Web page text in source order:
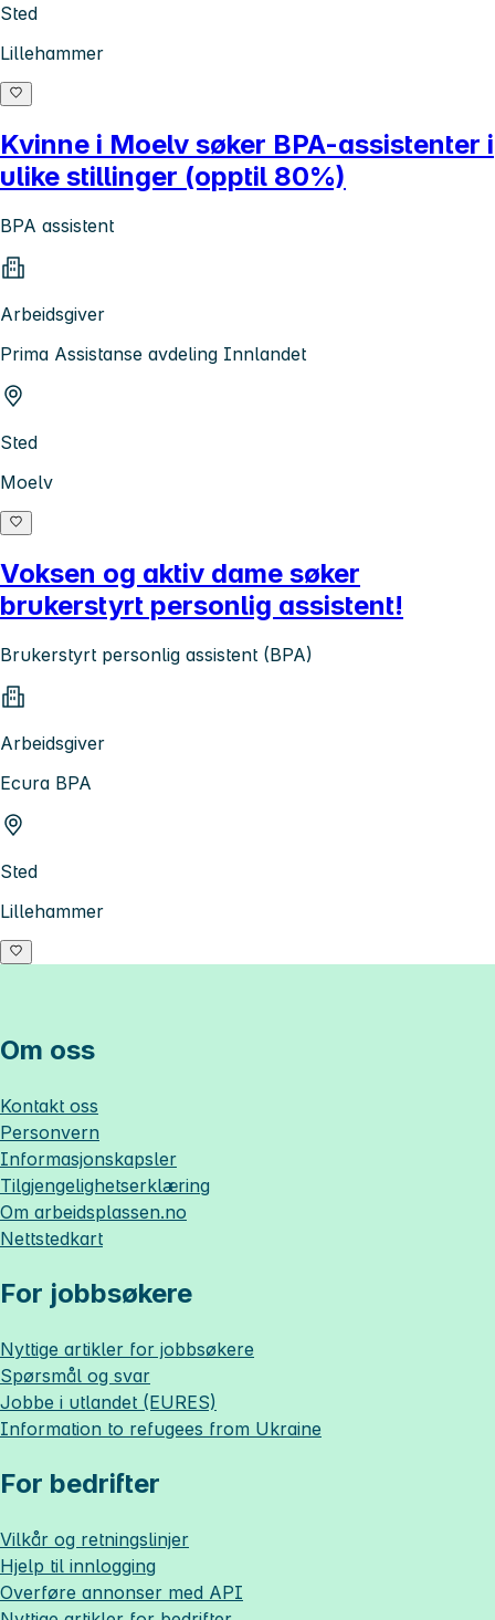
Sted
Lillehammer
Kvinne i Moelv søker BPA-assistenter i
ulike stillinger (opptil 80%)
BPA assistent
Arbeidsgiver
Prima Assistanse avdeling Innlandet
Sted
Moelv
Voksen og aktiv dame søker
brukerstyrt personlig assistent!
Brukerstyrt personlig assistent (BPA)
Arbeidsgiver
Ecura BPA
Sted
Lillehammer
Om oss
Kontakt oss
Personvern
Informasjonskapsler
Tilgjengelighetserklæring
Om arbeidsplassen.no
Nettstedkart
For jobbsøkere
Nyttige artikler for jobbsøkere
Spørsmål og svar
Jobbe i utlandet (EURES)
Information to refugees from Ukraine
For bedrifter
Vilkår og retningslinjer
Hjelp til innlogging
Overføre annonser med API